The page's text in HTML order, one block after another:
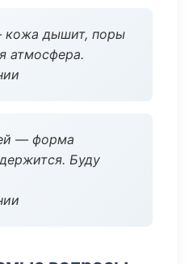
кожа дышит, поры
атмосфера.
— форма
Буду